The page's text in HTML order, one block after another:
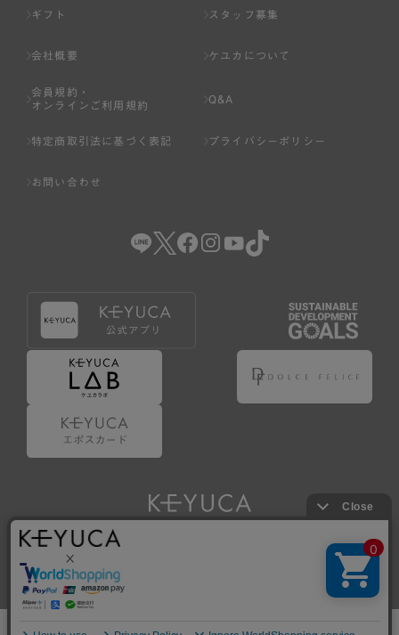
ギフト スタッフ募集
会社概要 ケユカについて
会員規約・
オンラインご利用規約
Q&A
特定商取引法に基づく表記 プライバシーポリシー
お問い合わせ
Copyright © KAWAJUN Co., Ltd. All Rights Reserved.